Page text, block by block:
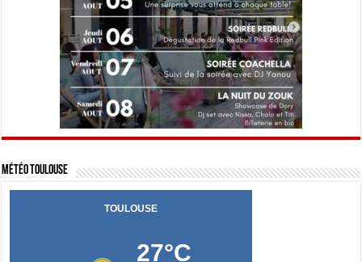
Météo Toulouse